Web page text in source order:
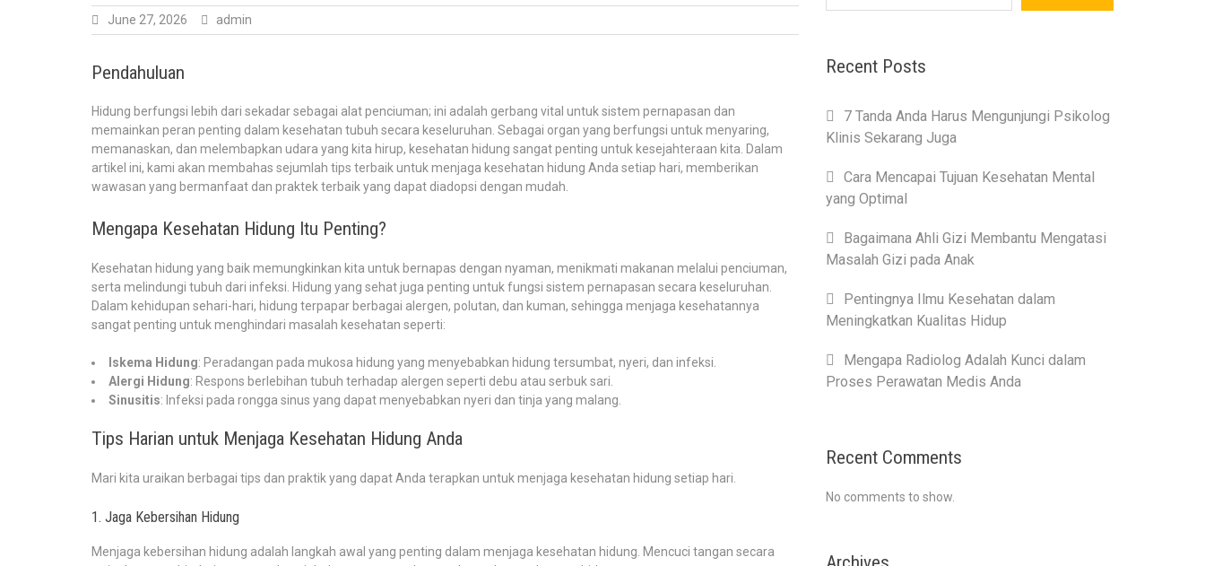
June 27, 2026 admin
Pendahuluan
Hidung berfungsi lebih dari sekadar sebagai alat penciuman; ini adalah gerbang vital untuk sistem pernapasan dan
memainkan peran penting dalam kesehatan tubuh secara keseluruhan. Sebagai organ yang berfungsi untuk menyaring,
memanaskan, dan melembapkan udara yang kita hirup, kesehatan hidung sangat penting untuk kesejahteraan kita. Dalam
artikel ini, kami akan membahas sejumlah tips terbaik untuk menjaga kesehatan hidung Anda setiap hari, memberikan
wawasan yang bermanfaat dan praktek terbaik yang dapat diadopsi dengan mudah.
Mengapa Kesehatan Hidung Itu Penting?
Kesehatan hidung yang baik memungkinkan kita untuk bernapas dengan nyaman, menikmati makanan melalui penciuman,
serta melindungi tubuh dari infeksi. Hidung yang sehat juga penting untuk fungsi sistem pernapasan secara keseluruhan.
Dalam kehidupan sehari-hari, hidung terpapar berbagai alergen, polutan, dan kuman, sehingga menjaga kesehatannya
sangat penting untuk menghindari masalah kesehatan seperti:
Iskema Hidung: Peradangan pada mukosa hidung yang menyebabkan hidung tersumbat, nyeri, dan infeksi.
Alergi Hidung: Respons berlebihan tubuh terhadap alergen seperti debu atau serbuk sari.
Sinusitis: Infeksi pada rongga sinus yang dapat menyebabkan nyeri dan tinja yang malang.
Tips Harian untuk Menjaga Kesehatan Hidung Anda
Mari kita uraikan berbagai tips dan praktik yang dapat Anda terapkan untuk menjaga kesehatan hidung setiap hari.
1. Jaga Kebersihan Hidung
Menjaga kebersihan hidung adalah langkah awal yang penting dalam menjaga kesehatan hidung. Mencuci tangan secara
Recent Posts
7 Tanda Anda Harus Mengunjungi Psikolog
Klinis Sekarang Juga
Cara Mencapai Tujuan Kesehatan Mental
yang Optimal
Bagaimana Ahli Gizi Membantu Mengatasi
Masalah Gizi pada Anak
Pentingnya Ilmu Kesehatan dalam
Meningkatkan Kualitas Hidup
Mengapa Radiolog Adalah Kunci dalam
Proses Perawatan Medis Anda
Recent Comments
No comments to show.